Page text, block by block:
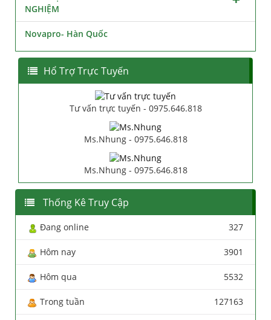
NGHIỆM
Novapro- Hàn Quốc
Hổ Trợ Trực Tuyến
Tư vấn trực tuyến - 0975.646.818
Ms.Nhung - 0975.646.818
Ms.Nhung - 0975.646.818
Thống Kê Truy Cập
Đang online 327
Hôm nay 3901
Hôm qua 5532
Trong tuần 127163